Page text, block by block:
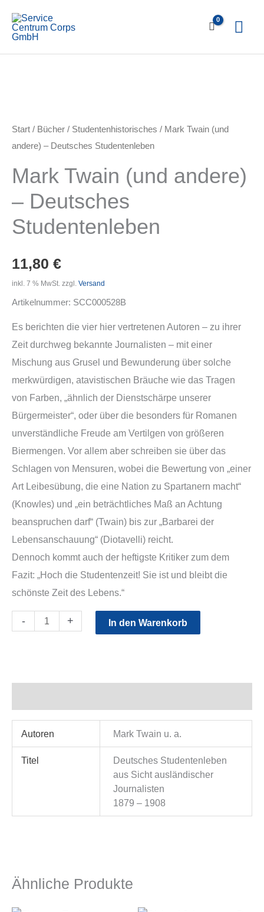
Inhalt
springen
Start / Bücher / Studentenhistorisches / Mark Twain (und
andere) – Deutsches Studentenleben
Mark Twain (und andere)
– Deutsches
Studentenleben
11,80 €
inkl. 7 % MwSt. zzgl. Versand
Artikelnummer: SCC000528B
Es berichten die vier hier vertretenen Autoren – zu ihrer
Zeit durchweg bekannte Journalisten – mit einer
Mischung aus Grusel und Bewunderung über solche
merkwürdigen, atavistischen Bräuche wie das Tragen
von Farben, „ähnlich der Dienstschärpe unserer
Bürgermeister“, oder über die besonders für Romanen
unverständliche Freude am Vertilgen von größeren
Biermengen. Vor allem aber schreiben sie über das
Schlagen von Mensuren, wobei die Bewertung von „einer
Art Leibesübung, die eine Nation zu Spartanern macht“
(Knowles) und „ein beträchtliches Maß an Achtung
beanspruchen darf“ (Twain) bis zur „Barbarei der
Lebensanschauung“ (Diotavelli) reicht.
Dennoch kommt auch der heftigste Kritiker zum dem
Fazit: „Hoch die Studentenzeit! Sie ist und bleibt die
schönste Zeit des Lebens.“
-
Mark
Deutsches
+ In den Warenkorb
Autoren Mark Twain u. a.
Titel
Deutsches Studentenleben
aus Sicht ausländischer
Journalisten
1879 – 1908
Ähnliche Produkte